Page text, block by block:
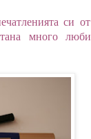
си
много